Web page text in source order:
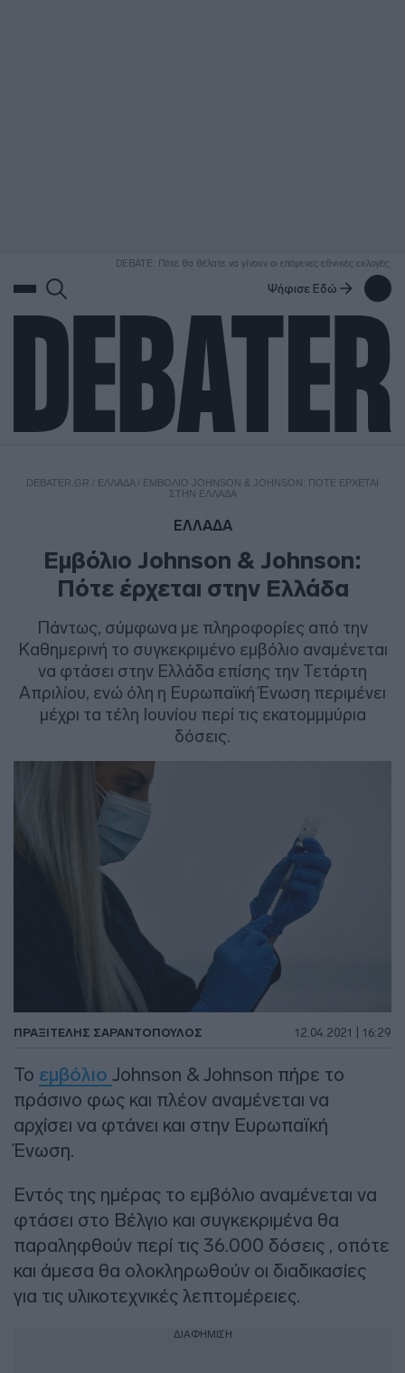
DEBATE: Πότε θα θέλατε να γίνουν οι επόμενες εθνικές εκλογές;
Ψήφισε Εδώ
DEBATER.GR / ΕΛΛΑΔΑ/ ΕΜΒΌΛΙΟ JOHNSON & JOHNSON: ΠΌΤΕ ΈΡΧΕΤΑΙ
ΣΤΗΝ ΕΛΛΆΔΑ
ΕΛΛΑΔΑ
Εμβόλιο Johnson & Johnson:
Πότε έρχεται στην Ελλάδα
Πάντως, σύμφωνα με πληροφορίες από την
Καθημερινή το συγκεκριμένο εμβόλιο αναμένεται
να φτάσει στην Ελλάδα επίσης την Τετάρτη
Απριλίου, ενώ όλη η Ευρωπαϊκή Ένωση περιμένει
μέχρι τα τέλη Ιουνίου περί τις εκατομμμύρια
δόσεις.
ΠΡΑΞΙΤΈΛΗΣ ΣΑΡΑΝΤΌΠΟΥΛΟΣ 12.04.2021 | 16:29
Το εμβόλιο Johnson & Johnson πήρε το
πράσινο φως και πλέον αναμένεται να
αρχίσει να φτάνει και στην Ευρωπαϊκή
Ένωση.
Εντός της ημέρας το εμβόλιο αναμένεται να
φτάσει στο Βέλγιο και συγκεκριμένα θα
παραληφθούν περί τις 36.000 δόσεις , οπότε
και άμεσα θα ολοκληρωθούν οι διαδικασίες
για τις υλικοτεχνικές λεπτομέρειες.
ΔΙΑΦΗΜΙΣΗ